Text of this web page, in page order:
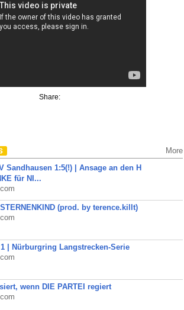
Share:
More
Sandhausen 1:5(!) | Ansage an den H
für NI...
(prod. by terence.killt)
1 | Nürburgring Langstrecken-Serie
wenn DIE PARTEI regiert